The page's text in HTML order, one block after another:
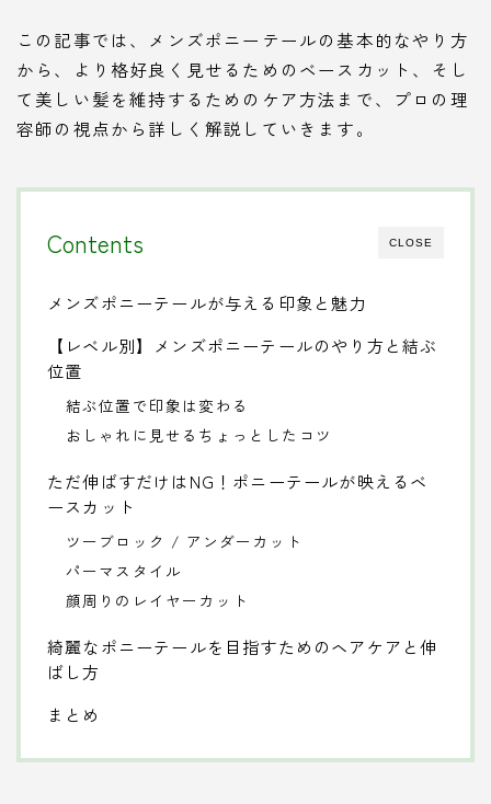
この記事では、メンズポニーテールの基本的なやり方
から、より格好良く見せるためのベースカット、そし
て美しい髪を維持するためのケア方法まで、プロの理
容師の視点から詳しく解説していきます。
CLOSE
Contents
メンズポニーテールが与える印象と魅力
【レベル別】メンズポニーテールのやり方と結ぶ
位置
結ぶ位置で印象は変わる
おしゃれに見せるちょっとしたコツ
ただ伸ばすだけはNG！ポニーテールが映えるベ
ースカット
ツーブロック / アンダーカット
パーマスタイル
顔周りのレイヤーカット
綺麗なポニーテールを目指すためのヘアケアと伸
ばし方
まとめ